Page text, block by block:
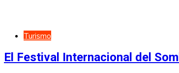
Turismo
El Festival Internacional del